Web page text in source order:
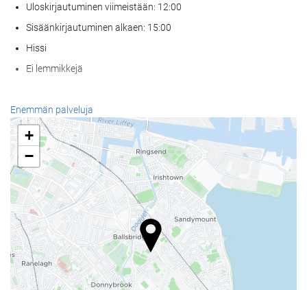
Uloskirjautuminen viimeistään: 12:00
Sisäänkirjautuminen alkaen: 15:00
Hissi
Ei lemmikkejä
Wellness
Kylpyläpalvelut
Höyrysauna / turkkilainen sauna
Sauna
Kuntosali
Ruoka & juoma
À la carte -ravintola
Baari
Enemmän palveluja
+
−